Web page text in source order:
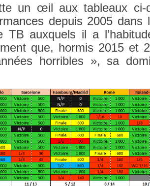
un œil aux tab­leaux ci-
de­puis 2005
TB aux­quels il a
que, hor­mis 2015 et
hor­ribles », sa